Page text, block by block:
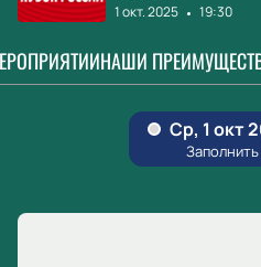
1 окт. 2025
19:30
НАШИ